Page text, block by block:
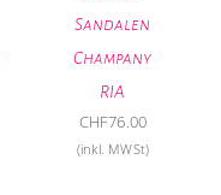
Sandalen
Champany
RIA
CHF76.00
(inkl. MWSt)